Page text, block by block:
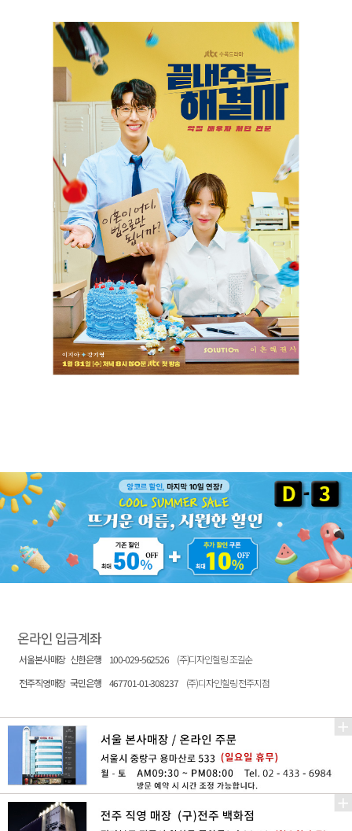
온라인 입금계좌
서울본사매장 신한은행 100-029-562526
(주)디자인힐링 조길순
전주직영매장 국민은행 467701-01-308237 (주)디자인힐링 전주지점